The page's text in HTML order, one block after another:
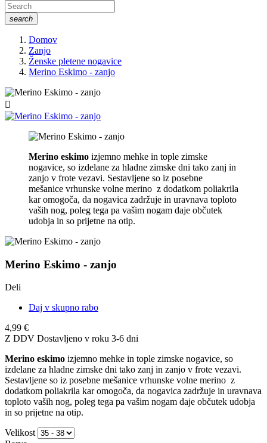
search
Domov
Zanjo
Ženske pletene nogavice
Merino Eskimo - zanjo

Merino eskimo izjemno mehke in tople zimske
nogavice, so izdelane za hladne zimske dni tako zanj in
zanjo v frote vezavi. Sestavljene so iz posebne
mešanice vrhunske volne merino z dodatkom poliakrila
kar omogoča, da nogavica zadržuje in uravnava toploto
vaših nog, poleg tega pa vašim nogam daje občutek
udobja in so prijetne na otip.
Merino Eskimo - zanjo
Deli
Daj v skupno rabo
4,99 €
Z DDV Dostavljeno v roku 3-6 dni
Merino eskimo izjemno mehke in tople zimske nogavice, so
izdelane za hladne zimske dni tako zanj in zanjo v frote vezavi.
Sestavljene so iz posebne mešanice vrhunske volne merino z
dodatkom poliakrila kar omogoča, da nogavica zadržuje in uravnava
toploto vaših nog, poleg tega pa vašim nogam daje občutek udobja
in so prijetne na otip.
Velikost